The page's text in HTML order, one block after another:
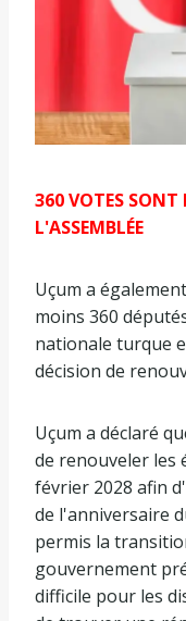
360 VOTES SONT
L'ASSEMBLÉE
Uçum a
moins 360
nationale turque
décision de
Uçum a déclaré
de renouveler les
février 2028 afin
de l'anniversaire
permis la
gouvernement
difficile pour les